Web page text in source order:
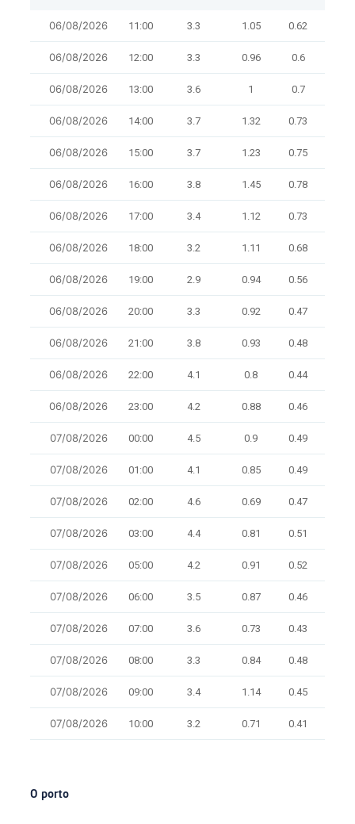
06/08/2026 11:00 3.3 1.05 0.62
06/08/2026 12:00 3.3 0.96 0.6
06/08/2026 13:00 3.6 1 0.7
06/08/2026 14:00 3.7 1.32 0.73
06/08/2026 15:00 3.7 1.23 0.75
06/08/2026 16:00 3.8 1.45 0.78
06/08/2026 17:00 3.4 1.12 0.73
06/08/2026 18:00 3.2 1.11 0.68
06/08/2026 19:00 2.9 0.94 0.56
06/08/2026 20:00 3.3 0.92 0.47
06/08/2026 21:00 3.8 0.93 0.48
06/08/2026 22:00 4.1 0.8 0.44
06/08/2026 23:00 4.2 0.88 0.46
07/08/2026 00:00 4.5 0.9 0.49
07/08/2026 01:00 4.1 0.85 0.49
07/08/2026 02:00 4.6 0.69 0.47
07/08/2026 03:00 4.4 0.81 0.51
07/08/2026 05:00 4.2 0.91 0.52
07/08/2026 06:00 3.5 0.87 0.46
07/08/2026 07:00 3.6 0.73 0.43
07/08/2026 08:00 3.3 0.84 0.48
07/08/2026 09:00 3.4 1.14 0.45
07/08/2026 10:00 3.2 0.71 0.41
O porto